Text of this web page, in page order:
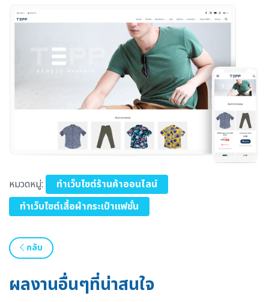
หมวดหมู่:
ทำเว็บไซต์ร้านค้าออนไลน์
ทำเว็บไซต์เสื้อผ้ากระเป๋าแฟชั่น
กลับ
ผลงานอื่นๆที่น่าสนใจ